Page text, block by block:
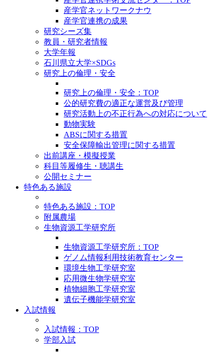
産学官ネットワークナウ
産学官連携の成果
研究シーズ集
教員・研究者情報
大学年報
石川県立大学×SDGs
研究上の倫理・安全
研究上の倫理・安全：TOP
公的研究費の適正な運営及び管理
研究活動上の不正行為への対応について
動物実験
ABSに関する措置
安全保障輸出管理に関する措置
出前講座・模擬授業
科目等履修生・聴講生
公開セミナー
特色ある施設
特色ある施設：TOP
附属農場
生物資源工学研究所
生物資源工学研究所：TOP
ゲノム情報利用技術教育センター
環境生物工学研究室
応用微生物学研究室
植物細胞工学研究室
遺伝子機能学研究室
入試情報
入試情報：TOP
学部入試